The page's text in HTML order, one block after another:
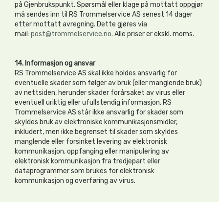
på Gjenbrukspunkt. Spørsmål eller klage på mottatt oppgjør
må sendes inn til RS Trommelservice AS senest 14 dager
etter mottatt avregning. Dette gjøres via
mail: post@trommelservice.no. Alle priser er ekskl. moms.
14. Informasjon og ansvar
RS Trommelservice AS skal ikke holdes ansvarlig for
eventuelle skader som følger av bruk (eller manglende bruk)
av nettsiden, herunder skader forårsaket av virus eller
eventuell uriktig eller ufullstendig informasjon. RS
Trommelservice AS står ikke ansvarlig for skader som
skyldes bruk av elektroniske kommunikasjonsmidler,
inkludert, men ikke begrenset til skader som skyldes
manglende eller forsinket levering av elektronisk
kommunikasjon, oppfanging eller manipulering av
elektronisk kommunikasjon fra tredjepart eller
dataprogrammer som brukes for elektronisk
kommunikasjon og overføring av virus.